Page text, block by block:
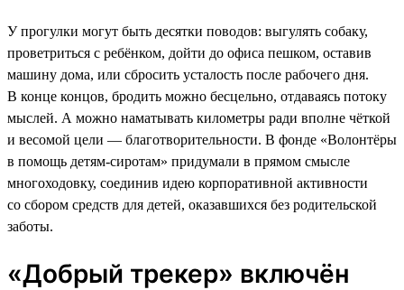
У прогулки могут быть десятки поводов: выгулять собаку,
проветриться с ребёнком, дойти до офиса пешком, оставив
машину дома, или сбросить усталость после рабочего дня.
В конце концов, бродить можно бесцельно, отдаваясь потоку
мыслей. А можно наматывать километры ради вполне чёткой
и весомой цели — благотворительности. В фонде «Волонтёры
в помощь детям-сиротам» придумали в прямом смысле
многоходовку, соединив идею корпоративной активности
со сбором средств для детей, оказавшихся без родительской
заботы.
«Добрый трекер» включён